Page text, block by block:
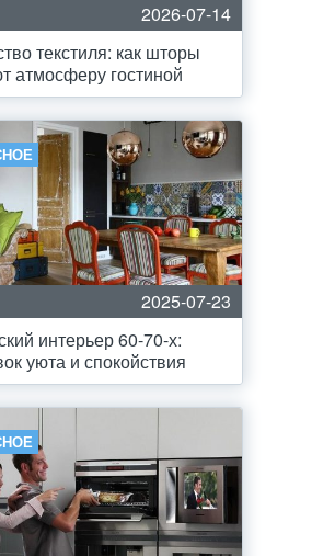
2026-07-14
текстиля: как шторы
атмосферу гостиной
2025-07-23
интерьер 60-70-х:
уюта и спокойствия